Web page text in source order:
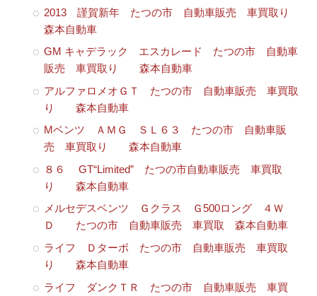
2013 謹賀新年 たつの市 自動車販売 車買取り
森本自動車
GM キャデラック エスカレード たつの市 自動車
販売 車買取り 森本自動車
アルファロメオＧＴ たつの市 自動車販売 車買取
り 森本自動車
Mベンツ ＡＭＧ ＳＬ６３ たつの市 自動車販
売 車買取り 森本自動車
８６ GT“Limited” たつの市自動車販売 車買取
り 森本自動車
メルセデスベンツ Ｇクラス Ｇ500ロング ４Ｗ
Ｄ たつの市 自動車販売 車買取 森本自動車
ライフ Ｄターボ たつの市 自動車販売 車買取
り 森本自動車
ライフ ダンクＴＲ たつの市 自動車販売 車買